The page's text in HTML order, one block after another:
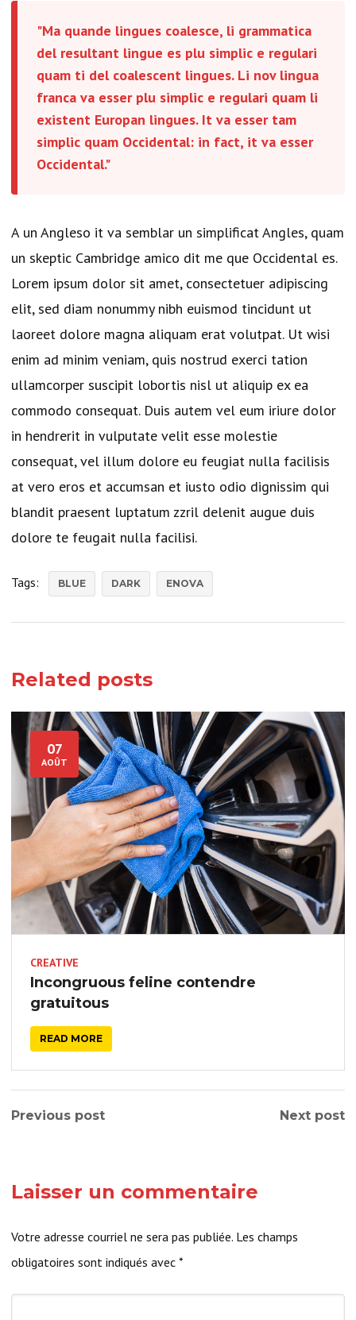
Ma quande lingues coalesce, li grammatica
del resultant lingue es plu simplic e regulari
quam ti del coalescent lingues. Li nov lingua
franca va esser plu simplic e regulari quam li
existent Europan lingues. It va esser tam
simplic quam Occidental: in fact, it va esser
Occidental.
A un Angleso it va semblar un simplificat Angles, quam
un skeptic Cambridge amico dit me que Occidental es.
Lorem ipsum dolor sit amet, consectetuer adipiscing
elit, sed diam nonummy nibh euismod tincidunt ut
laoreet dolore magna aliquam erat volutpat. Ut wisi
enim ad minim veniam, quis nostrud exerci tation
ullamcorper suscipit lobortis nisl ut aliquip ex ea
commodo consequat. Duis autem vel eum iriure dolor
in hendrerit in vulputate velit esse molestie
consequat, vel illum dolore eu feugiat nulla facilisis
at vero eros et accumsan et iusto odio dignissim qui
blandit praesent luptatum zzril delenit augue duis
dolore te feugait nulla facilisi.
Tags: BLUE DARK ENOVA
Related posts
07
AOÛT
CREATIVE
Incongruous feline contendre
gratuitous
READ MORE
Previous post Next post
Laisser un commentaire
Votre adresse courriel ne sera pas publiée. Les champs
obligatoires sont indiqués avec *